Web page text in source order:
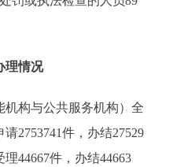
理情况
机构与公共服务机构）全
2753741件，办结27529
44667件，办结44663